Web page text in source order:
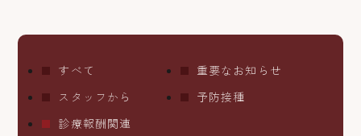
すべて
重要なお知らせ
スタッフから
予防接種
診療報酬関連